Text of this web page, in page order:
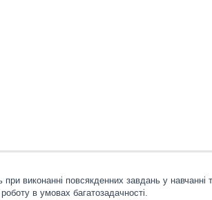
виконанні повсякденних завдань у навчанні
в умовах багатозадачності.